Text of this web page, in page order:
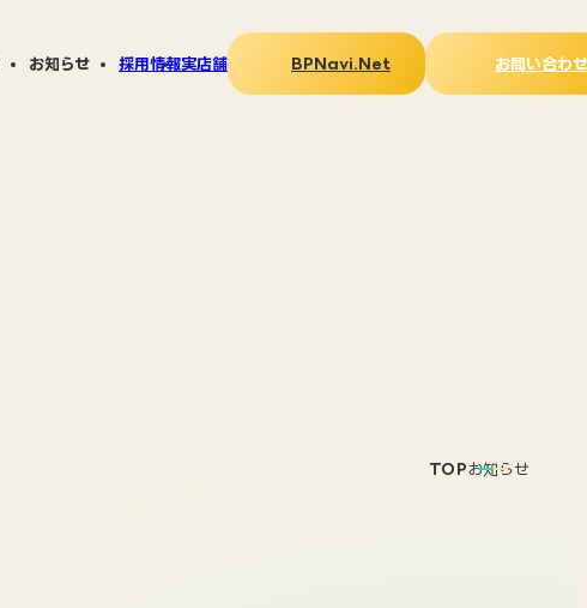
お知らせ 採用情報実店舗 BPNavi.Net お問い合わせ
TOPお知らせ